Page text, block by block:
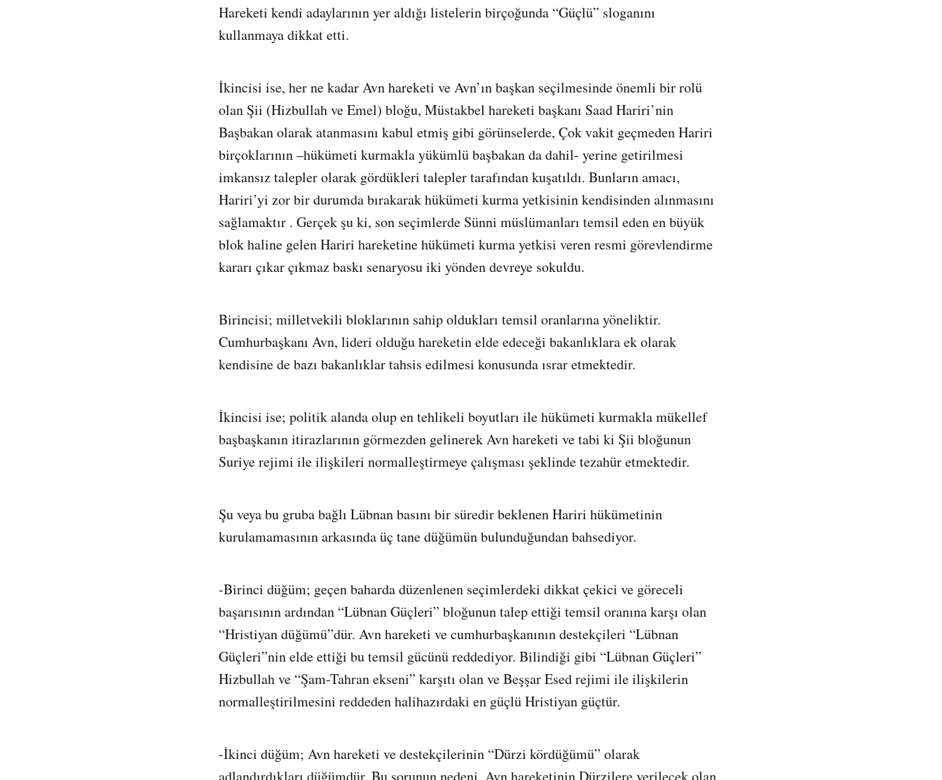
Hareketi kendi adaylarının yer aldığı listelerin birçoğunda “Güçlü” sloganını
kullanmaya dikkat etti.
İkincisi ise, her ne kadar Avn hareketi ve Avn’ın başkan seçilmesinde önemli bir rolü
olan Şii (Hizbullah ve Emel) bloğu, Müstakbel hareketi başkanı Saad Hariri’nin
Başbakan olarak atanmasını kabul etmiş gibi görünselerde, Çok vakit geçmeden Hariri
birçoklarının –hükümeti kurmakla yükümlü başbakan da dahil- yerine getirilmesi
imkansız talepler olarak gördükleri talepler tarafından kuşatıldı. Bunların amacı,
Hariri’yi zor bir durumda bırakarak hükümeti kurma yetkisinin kendisinden alınmasını
sağlamaktır . Gerçek şu ki, son seçimlerde Sünni müslümanları temsil eden en büyük
blok haline gelen Hariri hareketine hükümeti kurma yetkisi veren resmi görevlendirme
kararı çıkar çıkmaz baskı senaryosu iki yönden devreye sokuldu.
Birincisi; milletvekili bloklarının sahip oldukları temsil oranlarına yöneliktir.
Cumhurbaşkanı Avn, lideri olduğu hareketin elde edeceği bakanlıklara ek olarak
kendisine de bazı bakanlıklar tahsis edilmesi konusunda ısrar etmektedir.
İkincisi ise; politik alanda olup en tehlikeli boyutları ile hükümeti kurmakla mükellef
başbaşkanın itirazlarının görmezden gelinerek Avn hareketi ve tabi ki Şii bloğunun
Suriye rejimi ile ilişkileri normalleştirmeye çalışması şeklinde tezahür etmektedir.
Şu veya bu gruba bağlı Lübnan basını bir süredir beklenen Hariri hükümetinin
kurulamamasının arkasında üç tane düğümün bulunduğundan bahsediyor.
-Birinci düğüm; geçen baharda düzenlenen seçimlerdeki dikkat çekici ve göreceli
başarısının ardından “Lübnan Güçleri” bloğunun talep ettiği temsil oranına karşı olan
“Hristiyan düğümü”dür. Avn hareketi ve cumhurbaşkanının destekçileri “Lübnan
Güçleri”nin elde ettiği bu temsil gücünü reddediyor. Bilindiği gibi “Lübnan Güçleri”
Hizbullah ve “Şam-Tahran ekseni” karşıtı olan ve Beşşar Esed rejimi ile ilişkilerin
normalleştirilmesini reddeden halihazırdaki en güçlü Hristiyan güçtür.
-İkinci düğüm; Avn hareketi ve destekçilerinin “Dürzi kördüğümü” olarak
adlandırdıkları düğümdür. Bu sorunun nedeni, Avn hareketinin Dürzilere verilecek olan